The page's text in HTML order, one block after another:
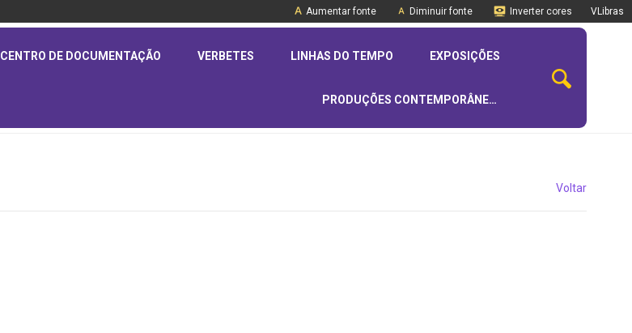
Aumentar fonte Diminuir fonte Inverter cores VLibras
CENTRO DE DOCUMENTAÇÃO VERBETES LINHAS DO TEMPO EXPOSIÇÕES
PRODUÇÕES CONTEMPORÂNEAS
Voltar